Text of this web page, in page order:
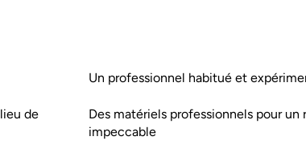
de
Un professionnel habitué et
Des matériels professionnels pour un
impeccable